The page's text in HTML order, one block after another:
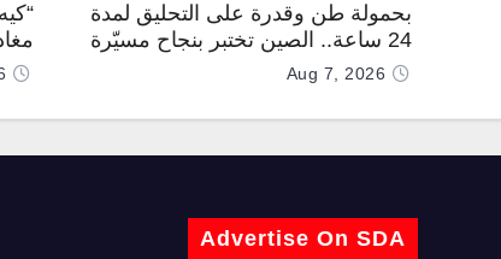
بحمولة طن وقدرة على التحليق لمدة
24 ساعة.. الصين تختبر بنجاح مسيّرة
“TP200”
Aug 7, 2026
رقم 1000 لخط
Advertise On SDA